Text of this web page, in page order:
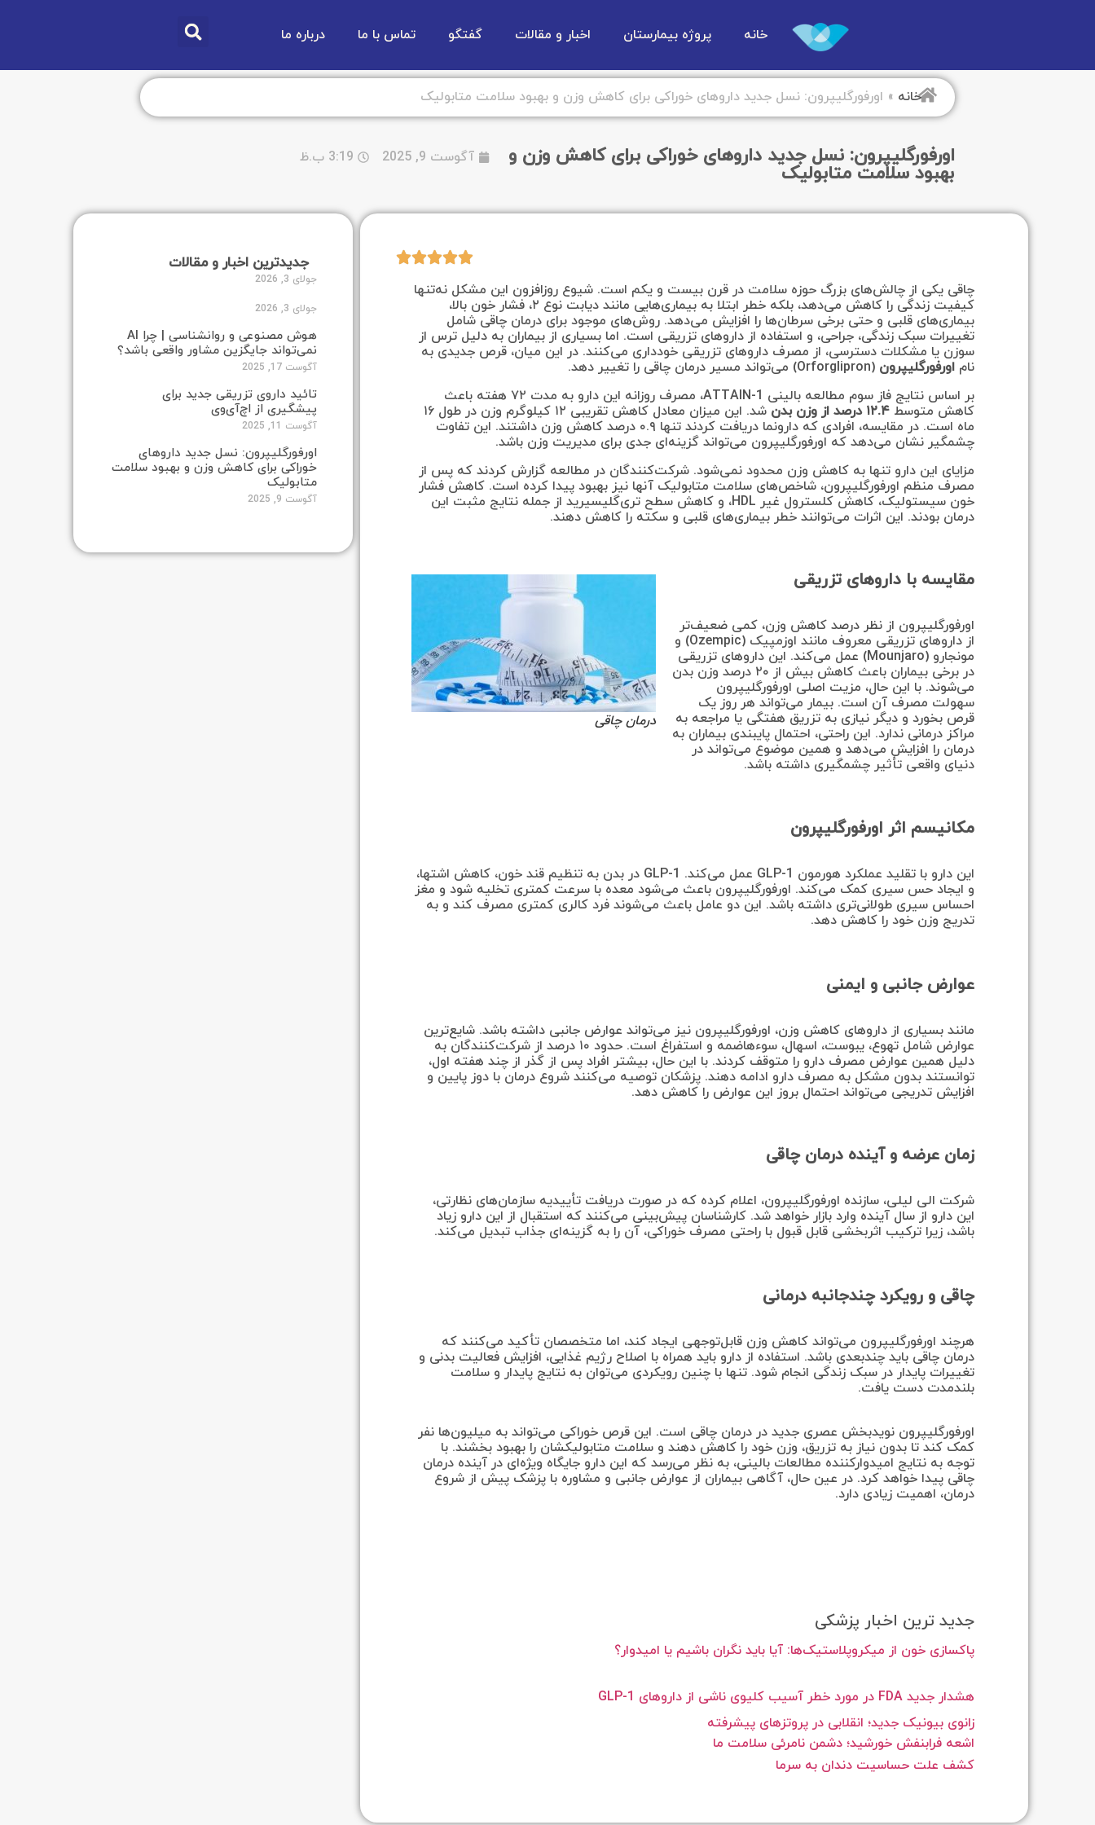
خانه پروژه بیمارستان اخبار و مقالات گفتگو تماس با ما درباره ما
خانه » اورفورگلیپرون: نسل جدید داروهای خوراکی برای کاهش وزن و بهبود سلامت متابولیک
اورفورگلیپرون: نسل جدید داروهای خوراکی برای کاهش وزن و
بهبود سلامت متابولیک
آگوست 9, 2025 3:19 ب.ظ
چاقی یکی از چالش‌های بزرگ حوزه سلامت در قرن بیست و یکم است. شیوع روزافزون این مشکل نه‌تنها
کیفیت زندگی را کاهش می‌دهد، بلکه خطر ابتلا به بیماری‌هایی مانند دیابت نوع ۲، فشار خون بالا،
بیماری‌های قلبی و حتی برخی سرطان‌ها را افزایش می‌دهد. روش‌های موجود برای درمان چاقی شامل
تغییرات سبک زندگی، جراحی، و استفاده از داروهای تزریقی است. اما بسیاری از بیماران به دلیل ترس از
سوزن یا مشکلات دسترسی، از مصرف داروهای تزریقی خودداری می‌کنند. در این میان، قرص جدیدی به
ناماورفورگلیپرون (Orforglipron) می‌تواند مسیر درمان چاقی را تغییر دهد.
بر اساس نتایج فاز سوم مطالعه بالینی ATTAIN-1، مصرف روزانه این دارو به مدت ۷۲ هفته باعث
کاهش متوسط۱۲.۴ درصد از وزن بدن
شد. این میزان معادل کاهش تقریبی ۱۲ کیلوگرم وزن در طول ۱۶
ماه است. در مقایسه، افرادی که دارونما دریافت کردند تنها ۰.۹ درصد کاهش وزن داشتند. این تفاوت
چشمگیر نشان می‌دهد که اورفورگلیپرون می‌تواند گزینه‌ای جدی برای مدیریت وزن باشد.
مزایای این دارو تنها به کاهش وزن محدود نمی‌شود. شرکت‌کنندگان در مطالعه گزارش کردند که پس از
مصرف منظم اورفورگلیپرون، شاخص‌های سلامت متابولیک آنها نیز بهبود پیدا کرده است. کاهش فشار
خون سیستولیک، کاهش کلسترول غیر HDL، و کاهش سطح تری‌گلیسیرید از جمله نتایج مثبت این
درمان بودند. این اثرات می‌توانند خطر بیماری‌های قلبی و سکته را کاهش دهند.
درمان چاقی
مقایسه با داروهای تزریقی
اورفورگلیپرون از نظر درصد کاهش وزن، کمی ضعیف‌تر
از داروهای تزریقی معروف مانند اوزمپیک (Ozempic) و
مونجارو (Mounjaro) عمل می‌کند. این داروهای تزریقی
در برخی بیماران باعث کاهش بیش از ۲۰ درصد وزن بدن
می‌شوند. با این حال، مزیت اصلی اورفورگلیپرون
سهولت مصرف آن است. بیمار می‌تواند هر روز یک
قرص بخورد و دیگر نیازی به تزریق هفتگی یا مراجعه به
مراکز درمانی ندارد. این راحتی، احتمال پایبندی بیماران به
درمان را افزایش می‌دهد و همین موضوع می‌تواند در
دنیای واقعی تأثیر چشمگیری داشته باشد.
مکانیسم اثر اورفورگلیپرون
این دارو با تقلید عملکرد هورمون GLP-1 عمل می‌کند. GLP-1 در بدن به تنظیم قند خون، کاهش اشتها،
و ایجاد حس سیری کمک می‌کند. اورفورگلیپرون باعث می‌شود معده با سرعت کمتری تخلیه شود و مغز
احساس سیری طولانی‌تری داشته باشد. این دو عامل باعث می‌شوند فرد کالری کمتری مصرف کند و به
تدریج وزن خود را کاهش دهد.
عوارض جانبی و ایمنی
مانند بسیاری از داروهای کاهش وزن، اورفورگلیپرون نیز می‌تواند عوارض جانبی داشته باشد. شایع‌ترین
عوارض شامل تهوع، یبوست، اسهال، سوءهاضمه و استفراغ است. حدود ۱۰ درصد از شرکت‌کنندگان به
دلیل همین عوارض مصرف دارو را متوقف کردند. با این حال، بیشتر افراد پس از گذر از چند هفته اول،
توانستند بدون مشکل به مصرف دارو ادامه دهند. پزشکان توصیه می‌کنند شروع درمان با دوز پایین و
افزایش تدریجی می‌تواند احتمال بروز این عوارض را کاهش دهد.
زمان عرضه و آینده درمان چاقی
شرکت الی لیلی، سازنده اورفورگلیپرون، اعلام کرده که در صورت دریافت تأییدیه سازمان‌های نظارتی،
این دارو از سال آینده وارد بازار خواهد شد. کارشناسان پیش‌بینی می‌کنند که استقبال از این دارو زیاد
باشد، زیرا ترکیب اثربخشی قابل قبول با راحتی مصرف خوراکی، آن را به گزینه‌ای جذاب تبدیل می‌کند.
چاقی و رویکرد چندجانبه درمانی
هرچند اورفورگلیپرون می‌تواند کاهش وزن قابل‌توجهی ایجاد کند، اما متخصصان تأکید می‌کنند که
درمان چاقی باید چندبعدی باشد. استفاده از دارو باید همراه با اصلاح رژیم غذایی، افزایش فعالیت بدنی و
تغییرات پایدار در سبک زندگی انجام شود. تنها با چنین رویکردی می‌توان به نتایج پایدار و سلامت
بلندمدت دست یافت.
اورفورگلیپرون نویدبخش عصری جدید در درمان چاقی است. این قرص خوراکی می‌تواند به میلیون‌ها نفر
کمک کند تا بدون نیاز به تزریق، وزن خود را کاهش دهند و سلامت متابولیکشان را بهبود بخشند. با
توجه به نتایج امیدوارکننده مطالعات بالینی، به نظر می‌رسد که این دارو جایگاه ویژه‌ای در آینده درمان
چاقی پیدا خواهد کرد. در عین حال، آگاهی بیماران از عوارض جانبی و مشاوره با پزشک پیش از شروع
درمان، اهمیت زیادی دارد.
جدید ترین اخبار پزشکی
پاکسازی خون از میکروپلاستیک‌ها: آیا باید نگران باشیم یا امیدوار؟
هشدار جدید FDA در مورد خطر آسیب کلیوی ناشی از داروهای GLP-1
زانوی بیونیک جدید؛ انقلابی در پروتزهای پیشرفته
اشعه فرابنفش خورشید؛ دشمن نامرئی سلامت ما
کشف علت حساسیت دندان به سرما
جدیدترین اخبار و مقالات
جولای 3, 2026
جولای 3, 2026
هوش مصنوعی و روانشناسی | چرا AI
نمی‌تواند جایگزین مشاور واقعی باشد؟
آگوست 17, 2025
تائید داروی تزریقی جدید برای
پیشگیری از اچ‌آی‌وی
آگوست 11, 2025
اورفورگلیپرون: نسل جدید داروهای
خوراکی برای کاهش وزن و بهبود سلامت
متابولیک
آگوست 9, 2025